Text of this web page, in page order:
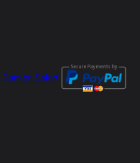
Damien Salort